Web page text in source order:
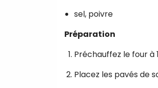
sel, poivre
Préparation
Préchauffez le four à
Placez les pavés de